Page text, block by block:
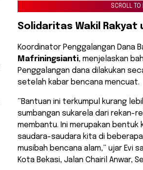
SCROLL TO
Solidaritas Wakil Rakyat
​Koordinator Penggalangan Dana
Mafriningsianti, menjelaskan
Penggalangan dana dilakukan
setelah kabar bencana mencuat.
​”Bantuan ini terkumpul kurang
sumbangan sukarela dari rekan-
membantu. Ini merupakan
saudara-saudara kita di
musibah bencana alam,” ujar Evi
Kota Bekasi, Jalan Chairil Anwar,